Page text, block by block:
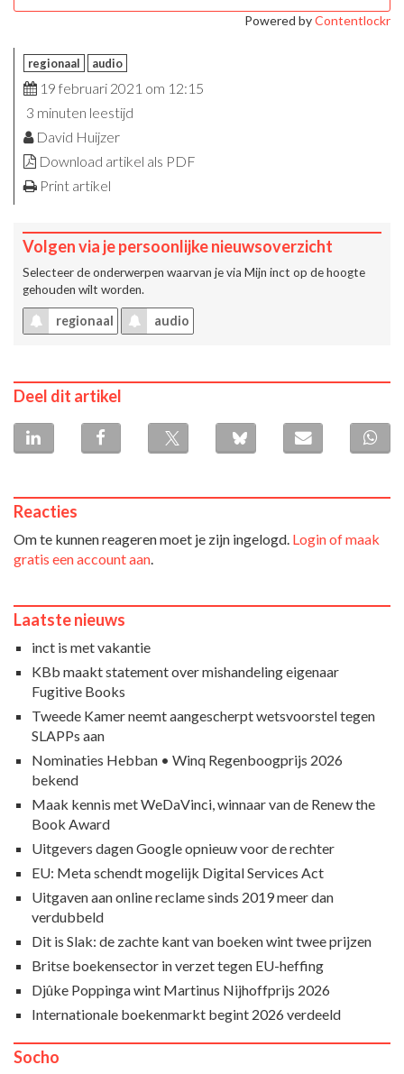
Powered byContentlockr
regionaal audio
19 februari 2021 om 12:15
3 minuten leestijd
David Huijzer
Download artikel als PDF
Print artikel
Volgen via je persoonlijke nieuwsoverzicht
Selecteer de onderwerpen waarvan je via Mijn inct op de hoogte
gehouden wilt worden.
regionaal audio
Deel dit artikel
Reacties
Om te kunnen reageren moet je zijn ingelogd. Login of maak
gratis een account aan
Laatste nieuws
inct is met vakantie
KBb maakt statement over mishandeling eigenaar
Fugitive Books
Tweede Kamer neemt aangescherpt wetsvoorstel tegen
SLAPPs aan
Nominaties Hebban • Winq Regenboogprijs 2026
bekend
Maak kennis met WeDaVinci, winnaar van de Renew the
Book Award
Uitgevers dagen Google opnieuw voor de rechter
EU: Meta schendt mogelijk Digital Services Act
Uitgaven aan online reclame sinds 2019 meer dan
verdubbeld
Dit is Slak: de zachte kant van boeken wint twee prijzen
Britse boekensector in verzet tegen EU-heffing
Djûke Poppinga wint Martinus Nijhoffprijs 2026
Internationale boekenmarkt begint 2026 verdeeld
Socho